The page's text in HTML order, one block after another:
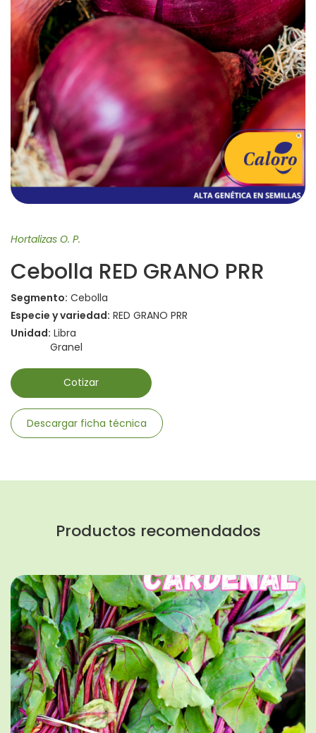
Hortalizas O. P.
Cebolla RED GRANO PRR
Segmento: Cebolla
Especie y variedad: RED GRANO PRR
Unidad: Libra
Granel
Cotizar
Descargar ficha técnica
Productos recomendados